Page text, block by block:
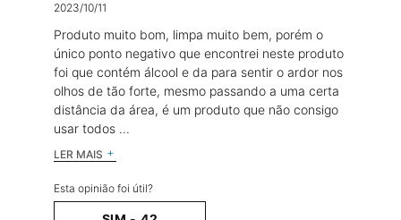
2023/10/11
Produto muito bom, limpa muito bem, porém o
único ponto negativo que encontrei neste produto
foi que contém álcool e da para sentir o ardor nos
olhos de tão forte, mesmo passando a uma certa
distância da área, é um produto que não consigo
usar todos ...
LER MAIS
Esta opinião foi útil?